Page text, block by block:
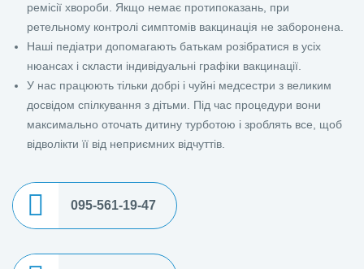
ремісії хвороби. Якщо немає протипоказань, при
ретельному контролі симптомів вакцинація не заборонена.
Наші педіатри допомагають батькам розібратися в усіх
нюансах і скласти індивідуальні графіки вакцинації.
У нас працюють тільки добрі і чуйні медсестри з великим
досвідом спілкування з дітьми. Під час процедури вони
максимально оточать дитину турботою і зроблять все, щоб
відволікти її від неприємних відчуттів.
095-561-19-47